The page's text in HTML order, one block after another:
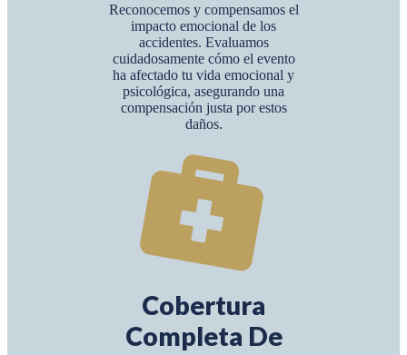
Reconocemos y compensamos el
impacto emocional de los
accidentes. Evaluamos
cuidadosamente cómo el evento
ha afectado tu vida emocional y
psicológica, asegurando una
compensación justa por estos
daños.
Cobertura
Completa De